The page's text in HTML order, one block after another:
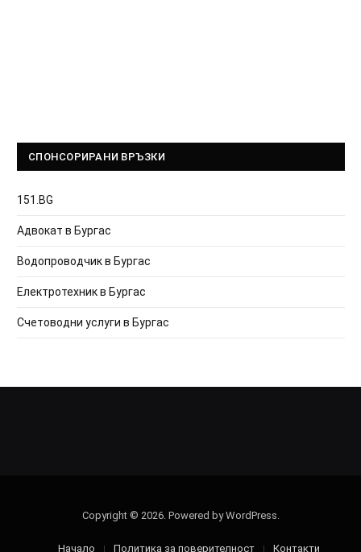
СПОНСОРИРАНИ ВРЪЗКИ
151.BG
Адвокат в Бургас
Водопроводчик в Бургас
Електротехник в Бургас
Счетоводни услуги в Бургас
Copyright © 2026. Powered by WordPress.
Начало Политика за поверителност Контакти